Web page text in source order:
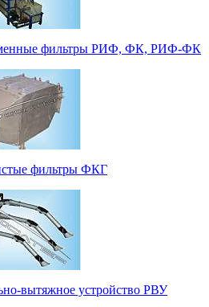
фильтры РИФ, ФК, РИФ-ФК
фильтры ФКГ
вытяжное устройство РВУ